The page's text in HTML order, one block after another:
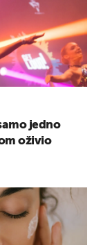
jedno
oživio